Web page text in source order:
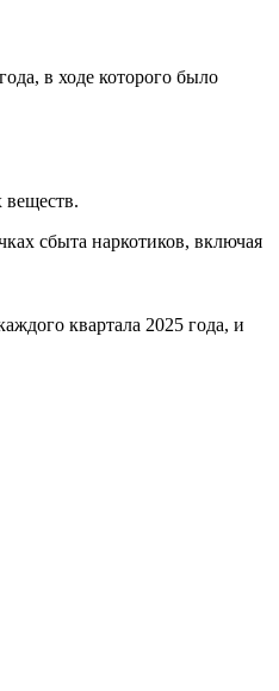
в ходе которого было
веществ.
сбыта наркотиков, включая
квартала 2025 года, и